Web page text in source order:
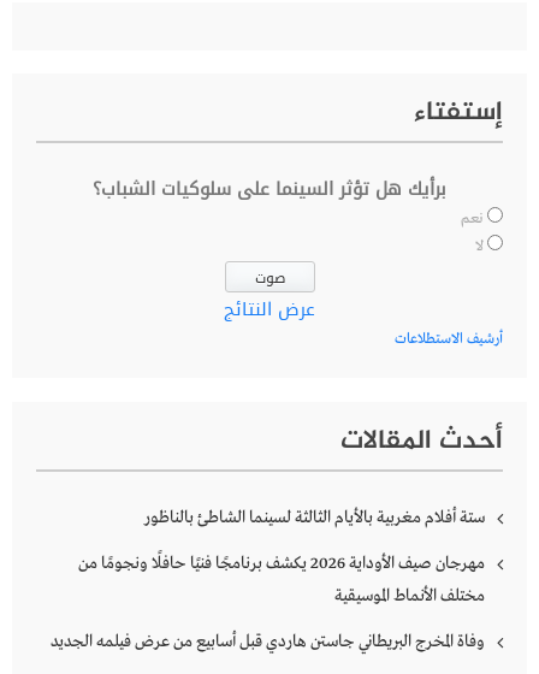
إستفتاء
برأيك هل تؤثر السينما على سلوكيات الشباب؟
نعم
لا
عرض النتائج
أرشيف الاستطلاعات
أحدث المقالات
ستة أفلام مغربية بالأيام الثالثة لسينما الشاطئ بالناظور
مهرجان صيف الأوداية 2026 يكشف برنامجًا فنيًا حافلًا ونجومًا من
مختلف الأنماط الموسيقية
وفاة المخرج البريطاني جاستن هاردي قبل أسابيع من عرض فيلمه الجديد